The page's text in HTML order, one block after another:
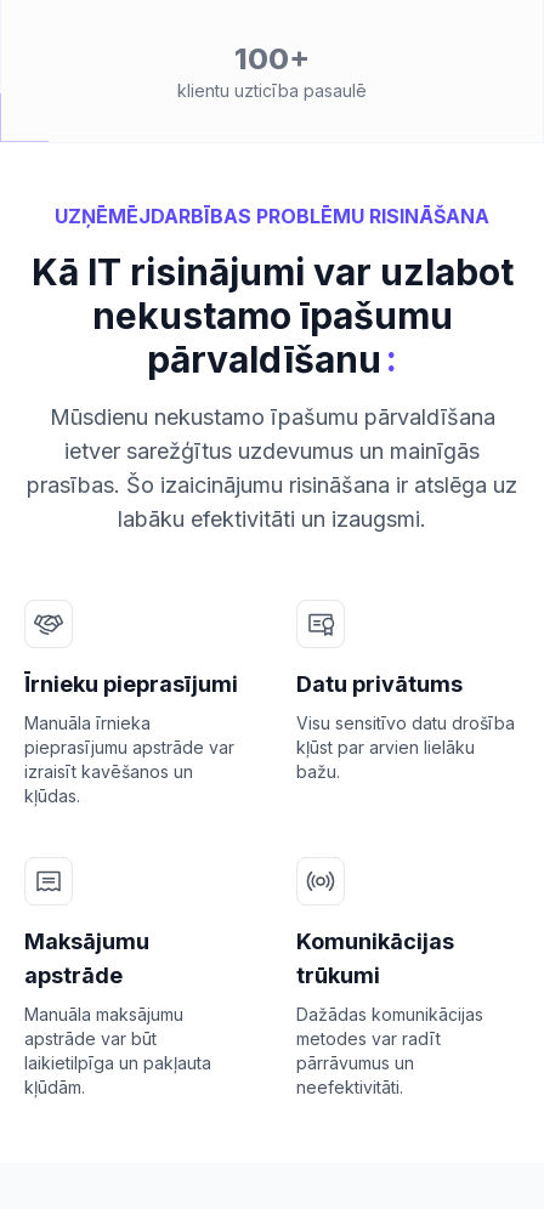
100+
klientu uzticība pasaulē
UZŅĒMĒJDARBĪBAS PROBLĒMU RISINĀŠANA
Kā IT risinājumi var uzlabot
nekustamo īpašumu
pārvaldīšanu :
Mūsdienu nekustamo īpašumu pārvaldīšana
ietver sarežģītus uzdevumus un mainīgās
prasības. Šo izaicinājumu risināšana ir atslēga uz
labāku efektivitāti un izaugsmi.
Īrnieku pieprasījumi
Manuāla īrnieka
pieprasījumu apstrāde var
izraisīt kavēšanos un
kļūdas.
Datu privātums
Visu sensitīvo datu drošība
kļūst par arvien lielāku
bažu.
Maksājumu
apstrāde
Manuāla maksājumu
apstrāde var būt
laikietilpīga un pakļauta
kļūdām.
Komunikācijas
trūkumi
Dažādas komunikācijas
metodes var radīt
pārrāvumus un
neefektivitāti.